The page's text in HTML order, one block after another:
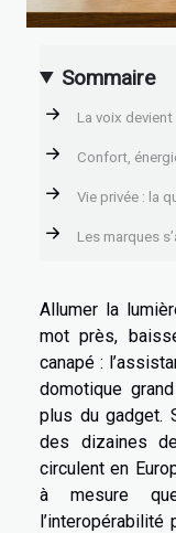
Sommaire
La voix
Confort,
Vie privée : la
Les marques
Allumer la
mot près,
canapé :
domotique
plus du gadget.
des dizaines
circulent en
à mesure